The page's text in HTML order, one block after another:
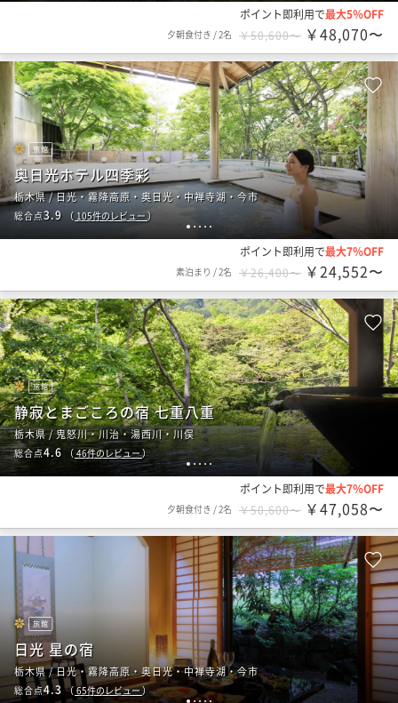
ポイント即利用で最大5％OFF
夕朝食付き /2名 ￥50,600〜 ￥48,070〜
1 2 3 4 5
旅館
奥日光ホテル四季彩
栃木県 / 日光・霧降高原・奥日光・中禅寺湖・今市
総合点3.9 （ 105件のレビュー）
ポイント即利用で最大7％OFF
素泊まり /2名 ￥26,400〜 ￥24,552〜
12345
旅館
静寂とまごころの宿 七重八重
栃木県 / 鬼怒川・川治・湯西川・川俣
総合点4.6 （ 46件のレビュー）
ポイント即利用で最大7％OFF
夕朝食付き /2名 ￥50,600〜 ￥47,058〜
旅館
日光 星の宿
栃木県 / 日光・霧降高原・奥日光・中禅寺湖・今市
総合点4.3 （ 65件のレビュー）